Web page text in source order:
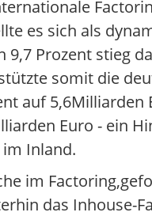
es sich als
Prozent stieg
somit die
auf 5,6Milliarden
Euro - ein
Inland.
im
das Inhouse-